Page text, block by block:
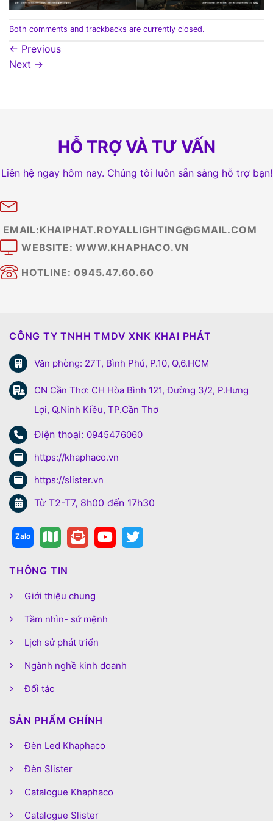
Both comments and trackbacks are currently closed.
← Previous
Next →
HỖ TRỢ VÀ TƯ VẤN
Liên hệ ngay hôm nay. Chúng tôi luôn sẵn sàng hỗ trợ bạn!
EMAIL:KHAIPHAT.ROYALLIGHTING@GMAIL.COM
WEBSITE: WWW.KHAPHACO.VN
HOTLINE: 0945.47.60.60
CÔNG TY TNHH TMDV XNK KHAI PHÁT
Văn phòng: 27T, Bình Phú, P.10, Q,6.HCM
CN Cần Thơ: CH Hòa Bình 121, Đường 3/2, P.Hưng
Lợi, Q.Ninh Kiều, TP.Cần Thơ
Điện thoại: 0945476060
https://khaphaco.vn
https://slister.vn
Từ T2-T7, 8h00 đến 17h30
THÔNG TIN
Giới thiệu chung
Tầm nhìn- sứ mệnh
Lịch sử phát triển
Ngành nghề kinh doanh
Đối tác
SẢN PHẨM CHÍNH
Đèn Led Khaphaco
Đèn Slister
Catalogue Khaphaco
Catalogue Slister